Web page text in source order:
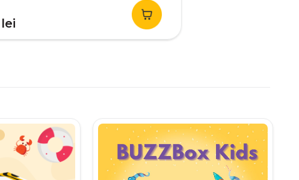
leiPrețul
curent